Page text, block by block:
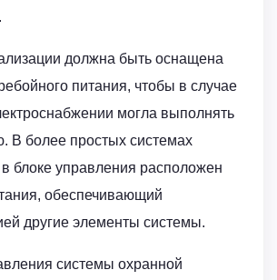
должна быть оснащена
питания, чтобы в случае
могла выполнять
В более простых системах
блоке управления расположен
обеспечивающий
другие элементы системы.
системы охран­ной